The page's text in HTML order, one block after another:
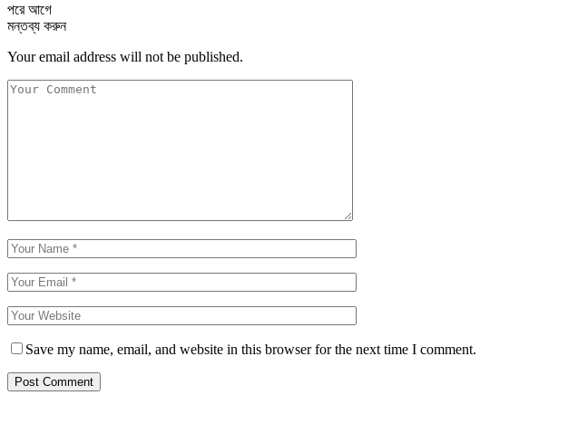
পরেআগে
মন্তব্য করুন
Your email address will not be published.
Save my name, email, and website in this browser for the next time I comment.